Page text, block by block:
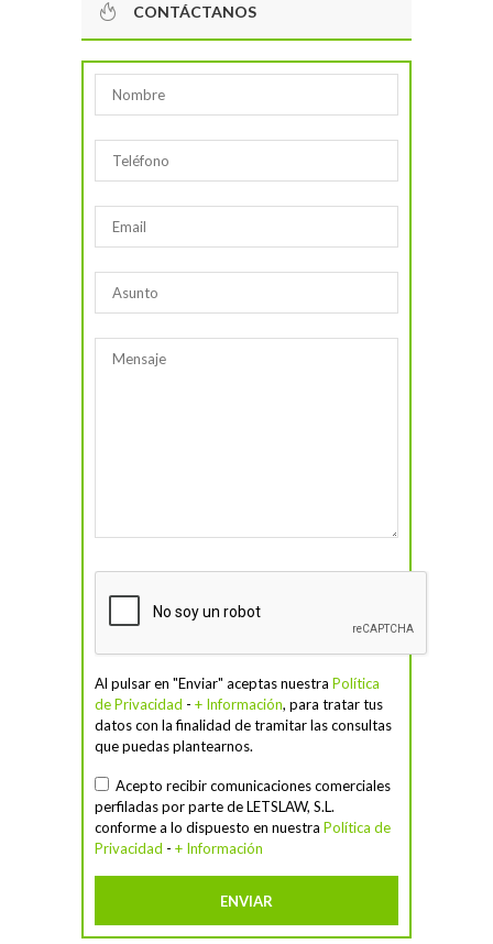
CONTÁCTANOS
Al pulsar en "Enviar" aceptas nuestra Política
de Privacidad - + Información, para tratar tus
datos con la finalidad de tramitar las consultas
que puedas plantearnos.
Acepto recibir comunicaciones comerciales
perfiladas por parte de LETSLAW, S.L.
conforme a lo dispuesto en nuestra Política de
Privacidad - + Información